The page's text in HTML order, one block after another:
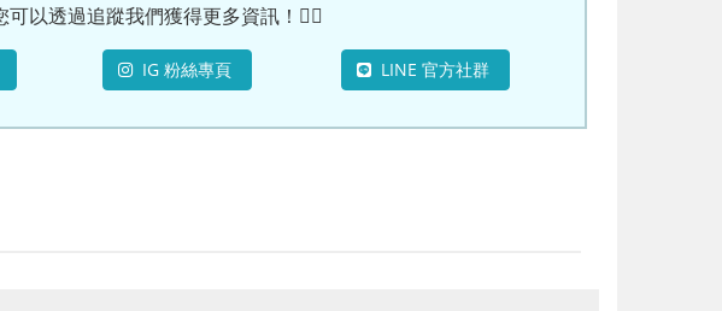
可以透過追蹤我們獲得更多資訊！🙆‍♀
IG 粉絲專頁 LINE 官方社群